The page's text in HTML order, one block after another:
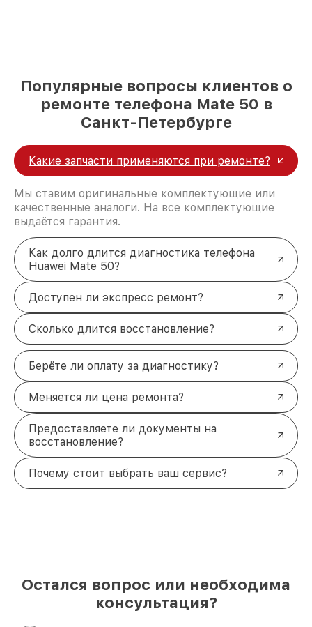
Популярные вопросы клиентов о
ремонте телефона Mate 50 в
Санкт-Петербурге
Какие запчасти применяются при ремонте?
Мы ставим оригинальные комплектующие или
качественные аналоги. На все комплектующие
выдаётся гарантия.
Как долго длится диагностика телефона
Huawei Mate 50?
Доступен ли экспресс ремонт?
Сколько длится восстановление?
Берёте ли оплату за диагностику?
Меняется ли цена ремонта?
Предоставляете ли документы на
восстановление?
Почему стоит выбрать ваш сервис?
Остался вопрос или необходима
консультация?